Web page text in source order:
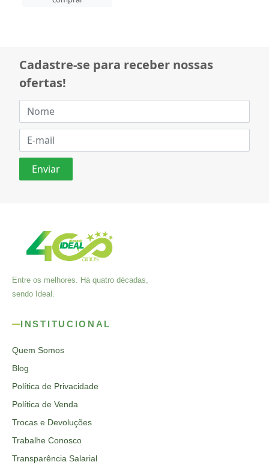
Cadastre-se para receber nossas
ofertas!
Entre os melhores. Há quatro décadas,
sendo Ideal.
INSTITUCIONAL
Quem Somos
Blog
Política de Privacidade
Política de Venda
Trocas e Devoluções
Trabalhe Conosco
Transparência Salarial